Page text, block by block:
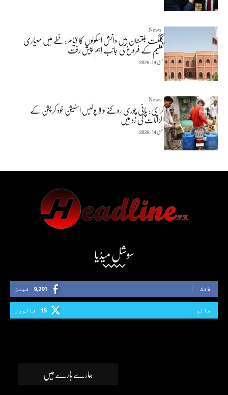
News
گلگت بلتستان میں دانش اسکولوں کا قیام: خطے میں معیاری
تعلیم کے فروغ کی جانب اہم پیش رفت
مئی 14, 2026
News
کراچی: پانی چوری روکنے والا پولیس اسٹیشن خود کرپشن کے
الزامات کی زد میں
مئی 14, 2026
سوشل میڈیا
9,291 فینز لائک
15 فالورز فالو
ہمارے بارے میں